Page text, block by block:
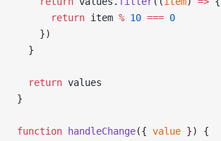
      return
item % 10 === 0
    })
  }
  return
values
}
function handleChange({ value }) {